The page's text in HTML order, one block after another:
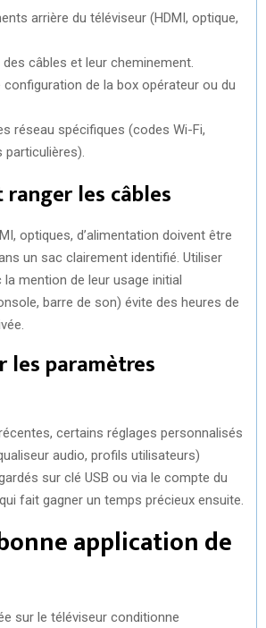
arrière du téléviseur (HDMI, optique,
câbles et leur cheminement.
configuration de la box opérateur ou du
réseau spécifiques (codes Wi-Fi,
les câbles
optiques, d’alimentation doivent être
un sac clairement identifié. Utiliser
mention de leur usage initial
barre de son) évite des heures de
les paramètres
certains réglages personnalisés
audio, profils utilisateurs)
sur clé USB ou via le compte du
fait gagner un temps précieux ensuite.
application de
sur le téléviseur conditionne